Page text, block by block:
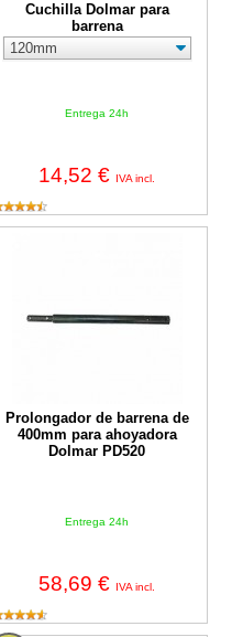
Cuchilla Dolmar para
barrena
Entrega 24h
14,52 € IVA incl.
Prolongador de barrena de
400mm para ahoyadora
Dolmar PD520
Entrega 24h
58,69 € IVA incl.